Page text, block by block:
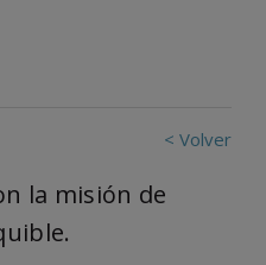
< Volver
la misión de